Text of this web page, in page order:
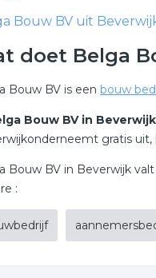
Bouw BV uit
doet Belga
Bouw BV is een bouw
Bouw BV in Beverwijk
gratis uit,
Bouw BV in Beverwijk
: